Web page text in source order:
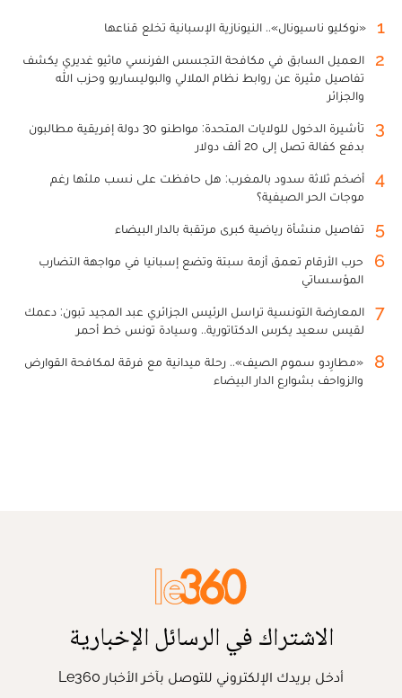
1 «نوكليو ناسيونال».. النيونازية الإسبانية تخلع قناعها
2
العميل السابق في مكافحة التجسس الفرنسي ماثيو غديري يكشف
تفاصيل مثيرة عن روابط نظام الملالي والبوليساريو وحزب الله
والجزائر
3
تأشيرة الدخول للولايات المتحدة: مواطنو 30 دولة إفريقية مطالبون
بدفع كفالة تصل إلى 20 ألف دولار
4
أضخم ثلاثة سدود بالمغرب: هل حافظت على نسب ملئها رغم
موجات الحر الصيفية؟
5 تفاصيل منشأة رياضية كبرى مرتقبة بالدار البيضاء
6
حرب الأرقام تعمق أزمة سبتة وتضع إسبانيا في مواجهة التضارب
المؤسساتي
7
المعارضة التونسية تراسل الرئيس الجزائري عبد المجيد تبون: دعمك
لقيس سعيد يكرس الدكتاتورية.. وسيادة تونس خط أحمر
8
«مطارِدو سموم الصيف».. رحلة ميدانية مع فرقة لمكافحة القوارض
والزواحف بشوارع الدار البيضاء
الاشتراك في الرسائل الإخبارية
أدخل بريدك الإلكتروني للتوصل بآخر الأخبار Le360